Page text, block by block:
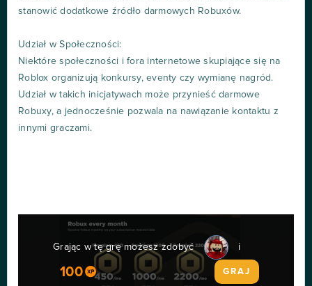
stanowić dodatkowe źródło darmowych Robuxów.
Udział w Społeczności:
Niektóre społeczności i fora internetowe skupiające się na
Roblox organizują konkursy, eventy czy wymianę nagród.
Udział w takich inicjatywach może przynieść darmowe
Robuxy, a jednocześnie pozwala na nawiązanie kontaktu z
innymi graczami.
Grając w tę grę możesz zdobyć i
100 GRAJ